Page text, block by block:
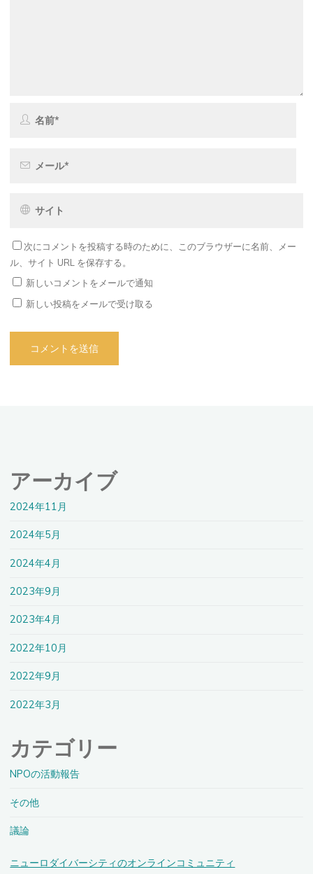
次にコメントを投稿する時のために、このブラウザーに名前、メー
ル、サイト URL を保存する。
新しいコメントをメールで通知
新しい投稿をメールで受け取る
アーカイブ
2024年11月
2024年5月
2024年4月
2023年9月
2023年4月
2022年10月
2022年9月
2022年3月
カテゴリー
NPOの活動報告
その他
議論
ニューロダイバーシティのオンラインコミュニティ